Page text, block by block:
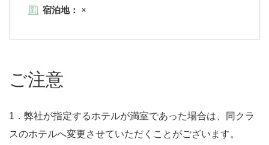
宿泊地： ×
ご注意
1．弊社が指定するホテルが満室であった場合は、同クラ
スのホテルへ変更させていただくことがございます。